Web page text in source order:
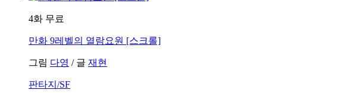
4화 무료
만화 9레벨의 열람요원 [스크롤]
그림 다영 / 글 재현
판타지/SF